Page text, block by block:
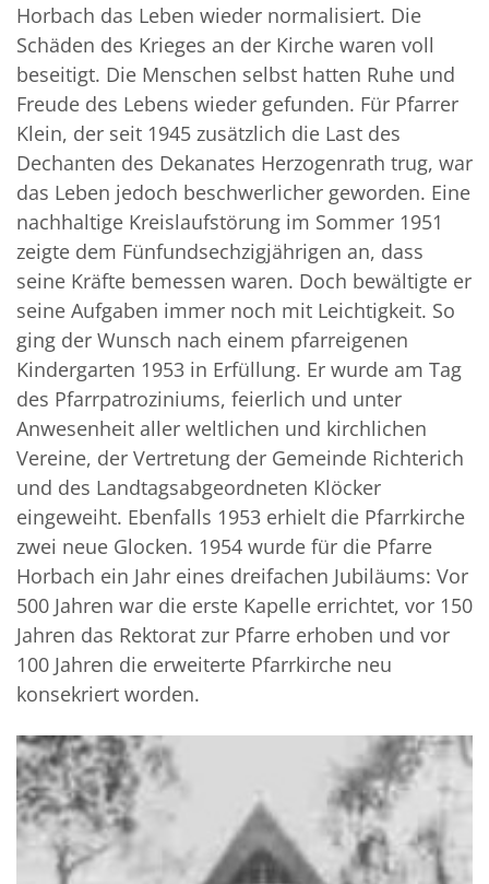
Horbach das Leben wieder normalisiert. Die
Schäden des Krieges an der Kirche waren voll
beseitigt. Die Menschen selbst hatten Ruhe und
Freude des Lebens wieder gefunden. Für Pfarrer
Klein, der seit 1945 zusätzlich die Last des
Dechanten des Dekanates Herzogenrath trug, war
das Leben jedoch beschwerlicher geworden. Eine
nachhaltige Kreislaufstörung im Sommer 1951
zeigte dem Fünfundsechzigjährigen an, dass
seine Kräfte bemessen waren. Doch bewältigte er
seine Aufgaben immer noch mit Leichtigkeit. So
ging der Wunsch nach einem pfarreigenen
Kindergarten 1953 in Erfüllung. Er wurde am Tag
des Pfarrpatroziniums, feierlich und unter
Anwesenheit aller weltlichen und kirchlichen
Vereine, der Vertretung der Gemeinde Richterich
und des Landtagsabgeordneten Klöcker
eingeweiht. Ebenfalls 1953 erhielt die Pfarrkirche
zwei neue Glocken. 1954 wurde für die Pfarre
Horbach ein Jahr eines dreifachen Jubiläums: Vor
500 Jahren war die erste Kapelle errichtet, vor 150
Jahren das Rektorat zur Pfarre erhoben und vor
100 Jahren die erweiterte Pfarrkirche neu
konsekriert worden.